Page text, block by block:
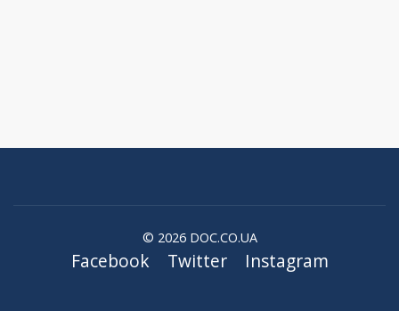
© 2026 DOC.CO.UA
Facebook Twitter Instagram